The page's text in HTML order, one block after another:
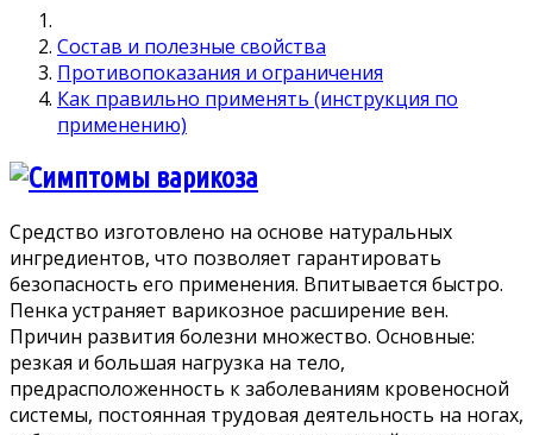
Состав и полезные свойства
Противопоказания и ограничения
Как правильно применять (инструкция по
применению)
Средство изготовлено на основе натуральных
ингредиентов, что позволяет гарантировать
безопасность его применения. Впитывается быстро.
Пенка устраняет варикозное расширение вен.
Причин развития болезни множество. Основные:
резкая и большая нагрузка на тело,
предрасположенность к заболеваниям кровеносной
системы, постоянная трудовая деятельность на ногах,